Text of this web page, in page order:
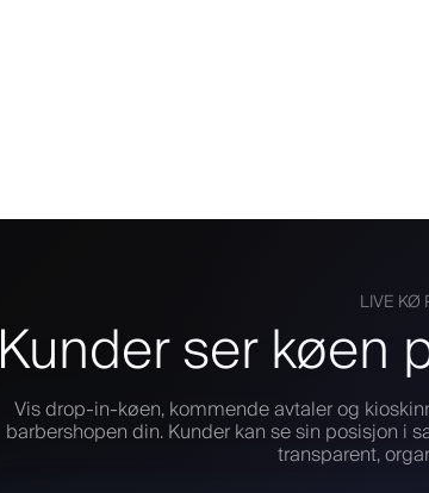
LIVE KØ
Kunder ser køen
Vis drop-in-køen, kommende avtaler og
barbershopen din. Kunder kan se sin posisjon i
transparent,